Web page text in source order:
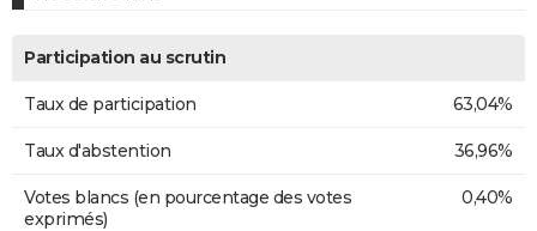
Participation au scrutin
Taux de participation 63,04%
Taux d'abstention 36,96%
Votes blancs (en pourcentage des votes
exprimés)
0,40%